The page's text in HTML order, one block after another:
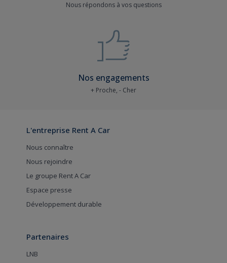
Nous répondons à vos questions
Nos engagements
+ Proche, - Cher
L'entreprise Rent A Car
Nous connaître
Nous rejoindre
Le groupe Rent A Car
Espace presse
Développement durable
Partenaires
LNB